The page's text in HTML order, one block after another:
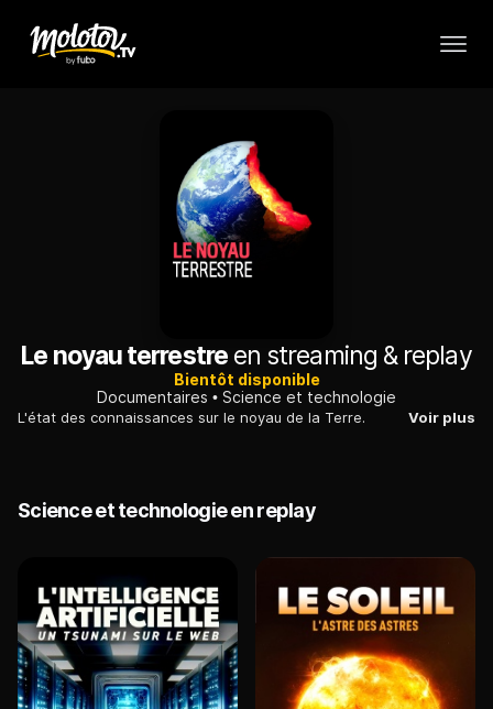
Le noyau terrestreen streaming & replay
Bientôt disponible
Documentaires
Science et technologie
L'état des connaissances sur le noyau de la Terre. Voir plus
Science et technologie en replay